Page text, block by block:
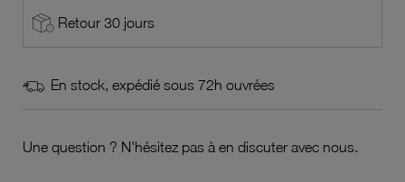
Retour 30 jours
En stock, expédié sous 72h ouvrées
Une question ? N'hésitez pas à en discuter avec nous.